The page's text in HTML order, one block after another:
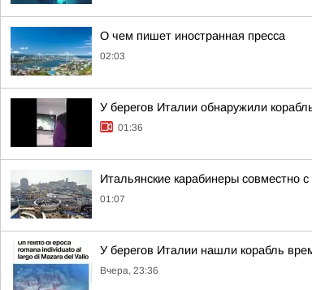
О чем пишет иностранная пресса
02:03
У берегов Италии обнаружили
01:36
Итальянские карабинеры совместно
01:07
У берегов Италии нашли корабль
Вчера, 23:36